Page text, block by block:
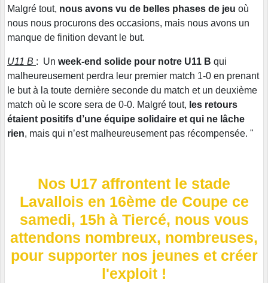
Malgré tout, nous avons vu de belles phases de jeu où
nous nous procurons des occasions, mais nous avons un
manque de finition devant le but.
U11 B : Un week-end solide pour notre U11 B qui
malheureusement perdra leur premier match 1-0 en prenant
le but à la toute dernière seconde du match et un deuxième
match où le score sera de 0-0. Malgré tout, les retours
étaient positifs d’une équipe solidaire et qui ne lâche
rien, mais qui n’est malheureusement pas récompensée. "
Nos U17 affrontent le stade
Lavallois en 16ème de Coupe ce
samedi, 15h à Tiercé, nous vous
attendons nombreux, nombreuses,
pour supporter nos jeunes et créer
l'exploit !